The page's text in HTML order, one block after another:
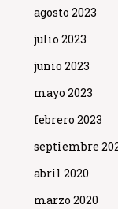
agosto 2023
julio 2023
junio 2023
mayo 2023
febrero 2023
septiembre
abril 2020
marzo 2020